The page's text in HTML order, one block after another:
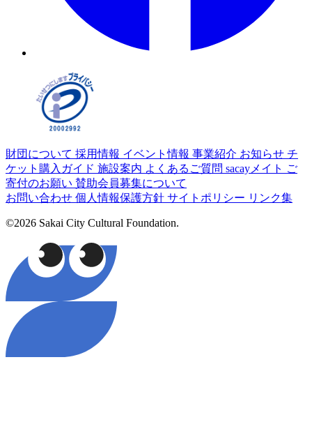
財団について 採用情報 イベント情報 事業紹介 お知らせ チ
ケット購入ガイド 施設案内 よくあるご質問 sacayメイト ご
寄付のお願い 賛助会員募集について
お問い合わせ 個人情報保護方針 サイトポリシー リンク集
©2026 Sakai City Cultural Foundation.